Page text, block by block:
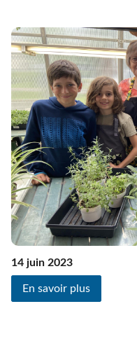
14 juin 2023
En savoir plus